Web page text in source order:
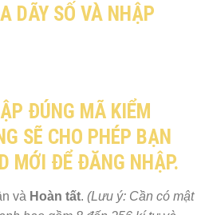
DÃY SỐ VÀ NHẬP
ĐÚNG MÃ KIỂM
SẼ CHO PHÉP BẠN
MỚI ĐỂ ĐĂNG NHẬP.
và Hoàn tất. (Lưu ý: Cần có mật